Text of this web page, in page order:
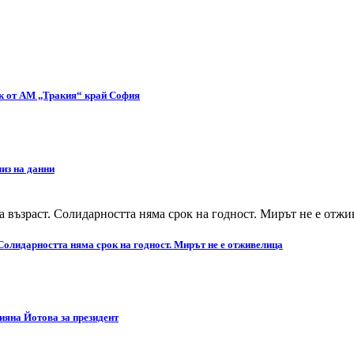
от АМ „Тракия“ край София
на данни
няма срок на годност. Мирът не е отживелица
Йотова за президент